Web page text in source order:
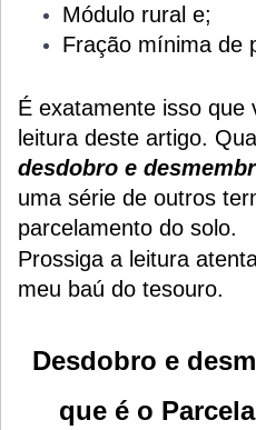
Módulo rural e;
Fração mínima de
É exatamente isso que
leitura deste artigo.
desdobro e
uma série de outros
parcelamento do solo.
Prossiga a leitura
meu baú do tesouro.
Desdobro e
que é o